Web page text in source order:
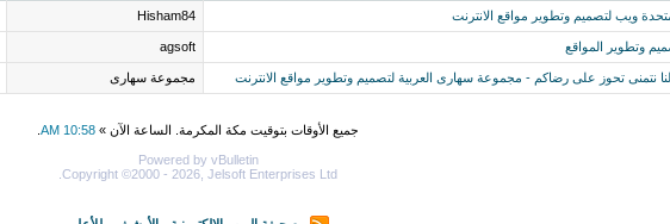
ويب لتصميم وتطوير مواقع الانترنت
Hisham84
وتطوير المواقع agsoft
نتمنى تحوز على رضاكم - مجموعة سهارى العربية لتصميم وتطوير مواقع الانترنت مجموعة سهارى
جميع الأوقات بتوقيت مكة المكرمة. الساعة الآن » 10:58 AM
Powered by vBulletin
Copyright ©2000 - 2026, Jelsoft Enterprises Ltd.